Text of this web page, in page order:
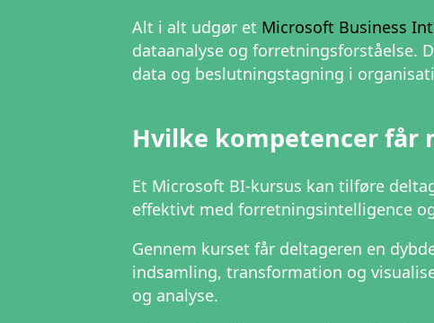
Alt i alt udgør et Microsoft Business
dataanalyse og forretningsforståelse.
data og beslutningstagning i
Hvilke kompetencer får
Et Microsoft BI-kursus kan tilføre
effektivt med forretningsintelligence
Gennem kurset får deltageren en
indsamling, transformation og
og analyse.